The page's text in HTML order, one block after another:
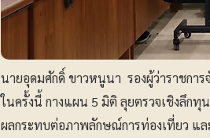
นายอุดมศักดิ์ ขาวหนูนา รองผู้ว่าราชการ
ในครั้งนี้ กางแผน 5 มิติ ลุยตรวจเชิงลึก
ผลกระทบต่อภาพลักษณ์การท่องเที่ยว แล